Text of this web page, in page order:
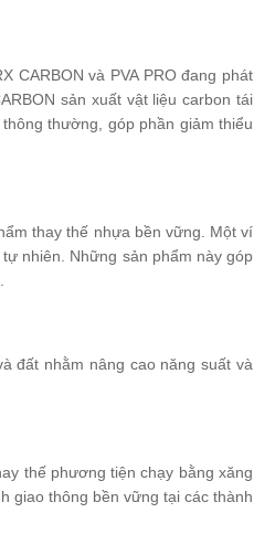
CARBON và PVA PRO đang phát
sản xuất vật liệu carbon tái
thường, góp phần giảm thiểu
thay thế nhựa bền vững. Một ví
nhiên. Những sản phẩm này góp
đất nhằm nâng cao năng suất và
thế phương tiện chạy bằng xăng
giao thông bền vững tại các thành